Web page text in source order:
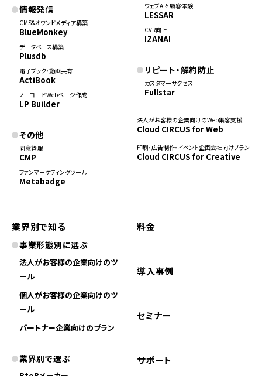
情報発信
CMS&オウンドメディア構築
BlueMonkey
データベース構築
Plusdb
電子ブック・動画共有
ActiBook
ノーコードWebページ作成
LP Builder
その他
同意管理
CMP
ファンマーケティングツール
Metabadge
ウェブAR・顧客体験
LESSAR
CVR向上
IZANAI
リピート・解約防止
カスタマーサクセス
Fullstar
法人がお客様の企業向けのWeb集客支援
Cloud CIRCUS for Web
印刷・広告制作・イベント企画会社向けプラン
Cloud CIRCUS for Creative
業界別で知る
事業形態別に選ぶ
法人がお客様の企業向けのツ
ール
個人がお客様の企業向けのツ
ール
パートナー企業向けのプラン
業界別で選ぶ
料金
導入事例
セミナー
サポート